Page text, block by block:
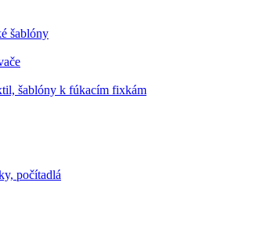
šablóny
šablóny k fúkacím fixkám
počítadlá